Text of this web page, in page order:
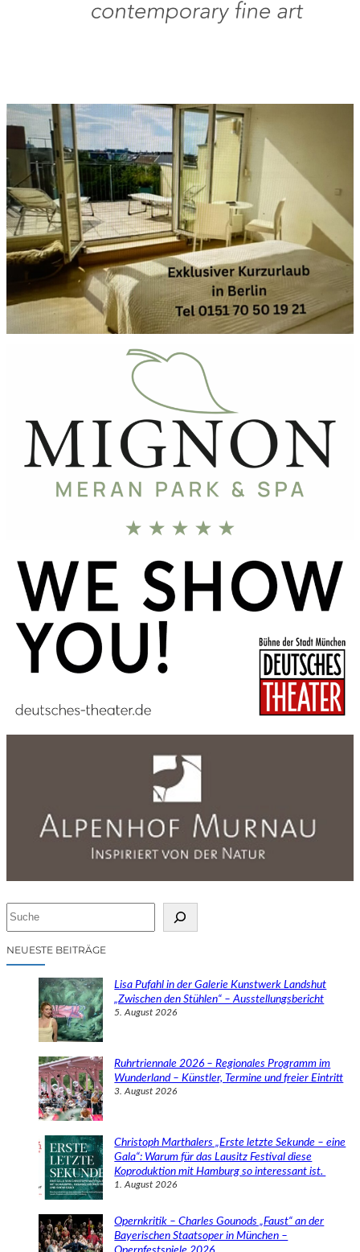
NEUESTE BEITRÄGE
Lisa Pufahl in der Galerie Kunstwerk Landshut
„Zwischen den Stühlen“ – Ausstellungsbericht
5. August 2026
Ruhrtriennale 2026 – Regionales Programm im
Wunderland – Künstler, Termine und freier Eintritt
3. August 2026
Christoph Marthalers „Erste letzte Sekunde – eine
Gala“: Warum für das Lausitz Festival diese
Koproduktion mit Hamburg so interessant ist.
1. August 2026
Opernkritik – Charles Gounods „Faust“ an der
Bayerischen Staatsoper in München –